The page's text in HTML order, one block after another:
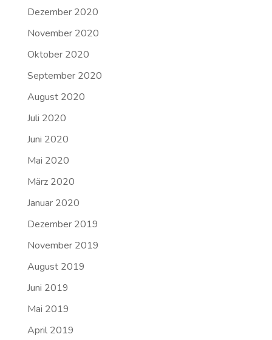
Dezember 2020
November 2020
Oktober 2020
September 2020
August 2020
Juli 2020
Juni 2020
Mai 2020
März 2020
Januar 2020
Dezember 2019
November 2019
August 2019
Juni 2019
Mai 2019
April 2019